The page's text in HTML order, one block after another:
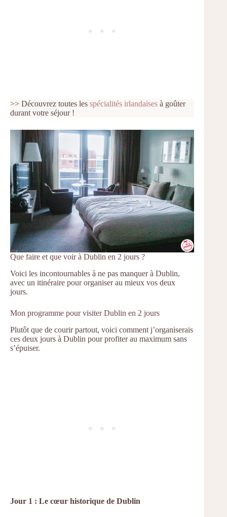
>> Découvrez toutes les spécialités irlandaises à goûter
durant votre séjour !
Que faire et que voir à Dublin en 2 jours ?
Voici les incontournables à ne pas manquer à Dublin,
avec un itinéraire pour organiser au mieux vos deux
jours.
Mon programme pour visiter Dublin en 2 jours
Plutôt que de courir partout, voici comment j’organiserais
ces deux jours à Dublin pour profiter au maximum sans
s’épuiser.
Jour 1 : Le cœur historique de Dublin